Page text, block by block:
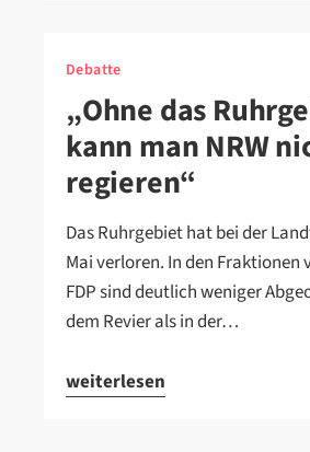
Debatte
„Ohne das
kann man NRW
regieren“
Das Ruhrgebiet hat bei der
Mai verloren. In den Fraktionen
FDP sind deutlich weniger
dem Revier als in der…
weiterlesen